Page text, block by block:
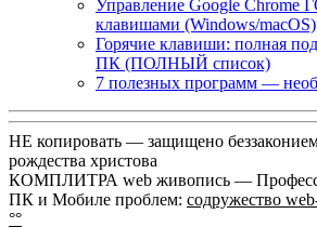
Управление Google
клавишами (Windows/macOS)
Горячие клавиши: полная
ПК (ПОЛНЫЙ список)
7 полезных программ —
НЕ копировать — защищено
рождества христова
КОМПЛИТРА web живопись —
ПК и Мобиле проблем: содружество
°°